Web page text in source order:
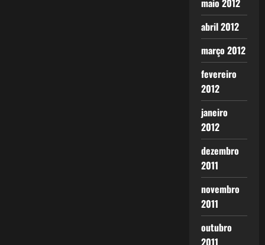
maio 2012
abril 2012
março 2012
fevereiro
2012
janeiro
2012
dezembro
2011
novembro
2011
outubro
2011